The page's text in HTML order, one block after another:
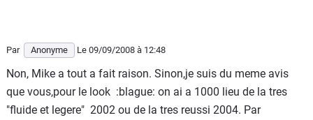
Par Anonyme Le 09/09/2008 à 12:48
Non, Mike a tout a fait raison. Sinon,je suis du meme avis
que vous,pour le look :blague: on ai a 1000 lieu de la tres
"fluide et legere" 2002 ou de la tres reussi 2004. Par